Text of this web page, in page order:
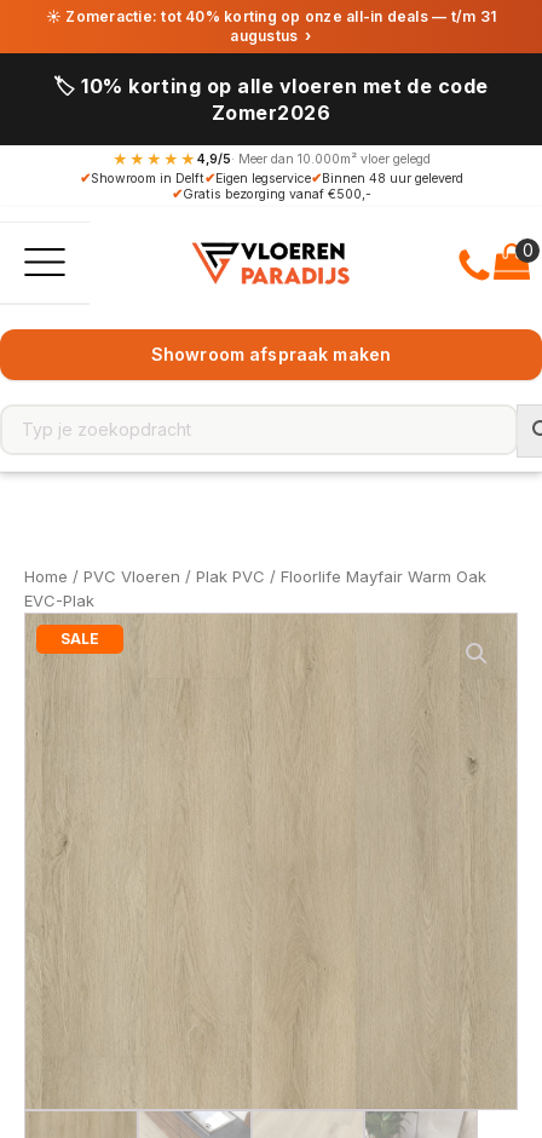
☀ Zomeractie: tot 40% korting op onze all-in deals — t/m 31
augustus ›
🏷️ 10% korting op alle vloeren met de code
Zomer2026
★★★★★ 4,9/5· Meer dan 10.000m² vloer gelegd
✔Showroom in Delft✔Eigen legservice✔Binnen 48 uur geleverd
✔Gratis bezorging vanaf €500,-
Showroom afspraak maken
Home / PVC Vloeren / Plak PVC / Floorlife Mayfair Warm Oak
EVC-Plak
SALE